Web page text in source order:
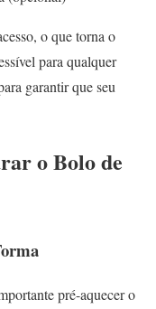
o que torna o
para qualquer
garantir que seu
o Bolo de
pré-aquecer o